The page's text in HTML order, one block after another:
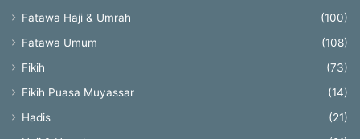
Fatawa Haji & Umrah
(100)
Fatawa Umum
(108)
Fikih
(73)
Fikih Puasa Muyassar
(14)
Hadis
(21)